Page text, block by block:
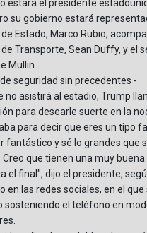
estará el presidente
su gobierno estará
Estado, Marco Rubio,
Transporte, Sean Duffy, y el
Mullin.
seguridad sin precedentes -
no asistirá al estadio, Trump
para desearle suerte en la
para decir que eres un tipo
fantástico y sé lo grandes que
Creo que tienen una muy
el final", dijo el presidente,
en las redes sociales, en el que
sosteniendo el teléfono en